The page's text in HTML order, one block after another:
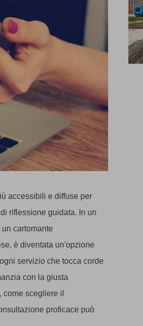
accessibili e diffuse per
riflessione guidata. In un
cartomante
è diventata un'opzione
servizio che tocca corde
con la giusta
scegliere il
proficace può